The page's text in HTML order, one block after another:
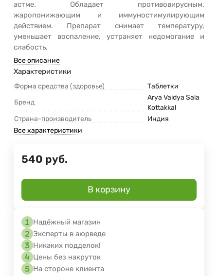
астме. Обладает противовирусным,
жаропонижающим и иммуностимулирующим
действием. Препарат снимает температуру,
уменьшает воспаление, устраняет недомогание и
слабость.
Все описание
Характеристики
Форма средства (здоровье)
Таблетки
Бренд
Arya Vaidya Sala
Kottakkal
Страна-производитель
Индия
Все характеристики
540 руб.
В корзину
Надёжный магазин
Эксперты в аюрведе
Никаких подделок!
Цены без накруток
На стороне клиента